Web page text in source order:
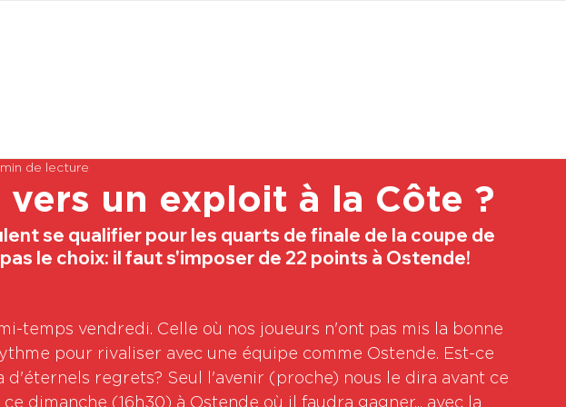
vers un exploit à la Côte ?
min de lecture
se qualifier pour les quarts de finale de la coupe de
le choix: il faut s'imposer de 22 points à Ostende!
temps vendredi. Celle où nos joueurs n'ont pas mis la bonne
pour rivaliser avec une équipe comme Ostende. Est-ce
d'éternels regrets? Seul l'avenir (proche) nous le dira avant ce
dimanche (16h30) à Ostende où il faudra gagner... avec la